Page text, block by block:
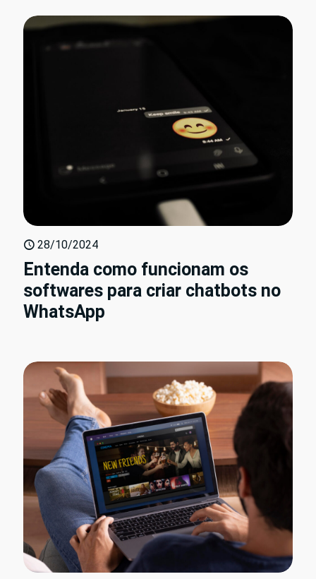
28/10/2024
Entenda como funcionam os
softwares para criar chatbots no
WhatsApp